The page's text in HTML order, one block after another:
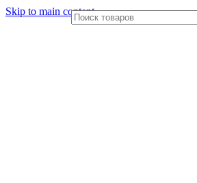
Skip to main content